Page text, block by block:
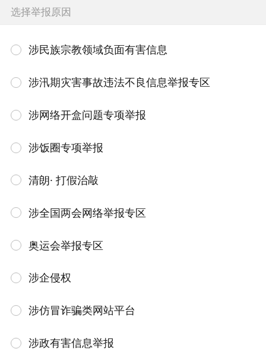
选择举报原因
涉民族宗教领域负面有害信息
涉汛期灾害事故违法不良信息举报专区
涉网络开盒问题专项举报
涉饭圈专项举报
清朗· 打假治敲
涉全国两会网络举报专区
奥运会举报专区
涉企侵权
涉仿冒诈骗类网站平台
涉政有害信息举报